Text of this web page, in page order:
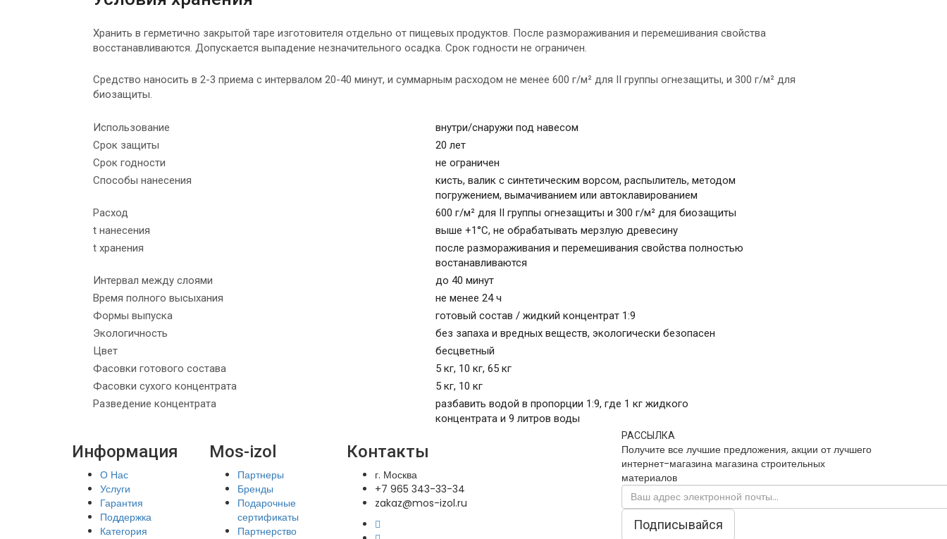
Хранить в герметично закрытой таре изготовителя отдельно от пищевых продуктов. После размораживания и перемешивания свойства
восстанавливаются. Допускается выпадение незначительного осадка. Срок годности не ограничен.
Средство наносить в 2-3 приема с интервалом 20-40 минут, и суммарным расходом не менее 600 г/м² для II группы огнезащиты, и 300 г/м² для
биозащиты.
Использование
внутри/снаружи под навесом
Срок защиты
20 лет
Срок годности
не ограничен
Способы нанесения
кисть, валик с синтетическим ворсом, распылитель, методом
погружением, вымачиванием или автоклавированием
Расход
600 г/м² для II группы огнезащиты и 300 г/м² для биозащиты
t нанесения
выше +1°C, не обрабатывать мерзлую древесину
t хранения
после размораживания и перемешивания свойства полностью
востанавливаются
Интервал между слоями
до 40 минут
Время полного высыхания
не менее 24 ч
Формы выпуска
готовый состав / жидкий концентрат 1:9
Экологичность
без запаха и вредных веществ, экологически безопасен
Цвет
бесцветный
Фасовки готового состава
5 кг, 10 кг, 65 кг
Фасовки сухого концентрата
5 кг, 10 кг
Разведение концентрата
разбавить водой в пропорции 1:9, где 1 кг жидкого
концентрата и 9 литров воды
Информация
О Нас
Услуги
Гарантия
Поддержка
Категория
Mos-izol
Партнеры
Бренды
Подарочные
сертификаты
Партнерство
Контакты
г. Москва
+7 965 343-33-34
zakaz@mos-izol.ru
РАССЫЛКА
Получите все лучшие предложения, акции от лучшего
интернет-магазина магазина строительных
материалов
Подписывайся